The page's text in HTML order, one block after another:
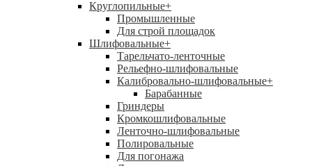
Круглопильные+
Промышленные
Для строй площадок
Шлифовальные+
Тарельчато-ленточные
Рельефно-шлифовальные
Калибровально-шлифовальные+
Барабанные
Гриндеры
Кромкошлифовальные
Ленточно-шлифовальные
Полировальные
Для погонажа